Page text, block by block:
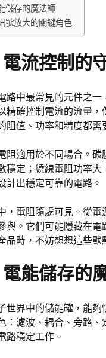
儲存的魔法師
號放大的關鍵角色
流控制的
路中最常見的元件之
精確控制電流的流量
阻值、功率和精度都需
阻適用於不同場合。
穩定；繞線電阻功率
計出穩定可靠的電路。
，電阻隨處可見。從
與。它們可能隱藏在
品時，不妨想想這些默
能儲存的
世界中的儲能罐，能
：濾波、耦合、旁路
路穩定工作。